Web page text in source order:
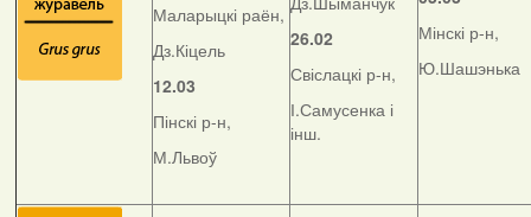
Маларыцкі раён,
Дз.Кіцель
12.03
Пінскі р-н,
М.Львоў
26.02
Свіслацкі р-н,
І.Самусенка і
інш.
Мінскі р-н,
Ю.Шашэнька